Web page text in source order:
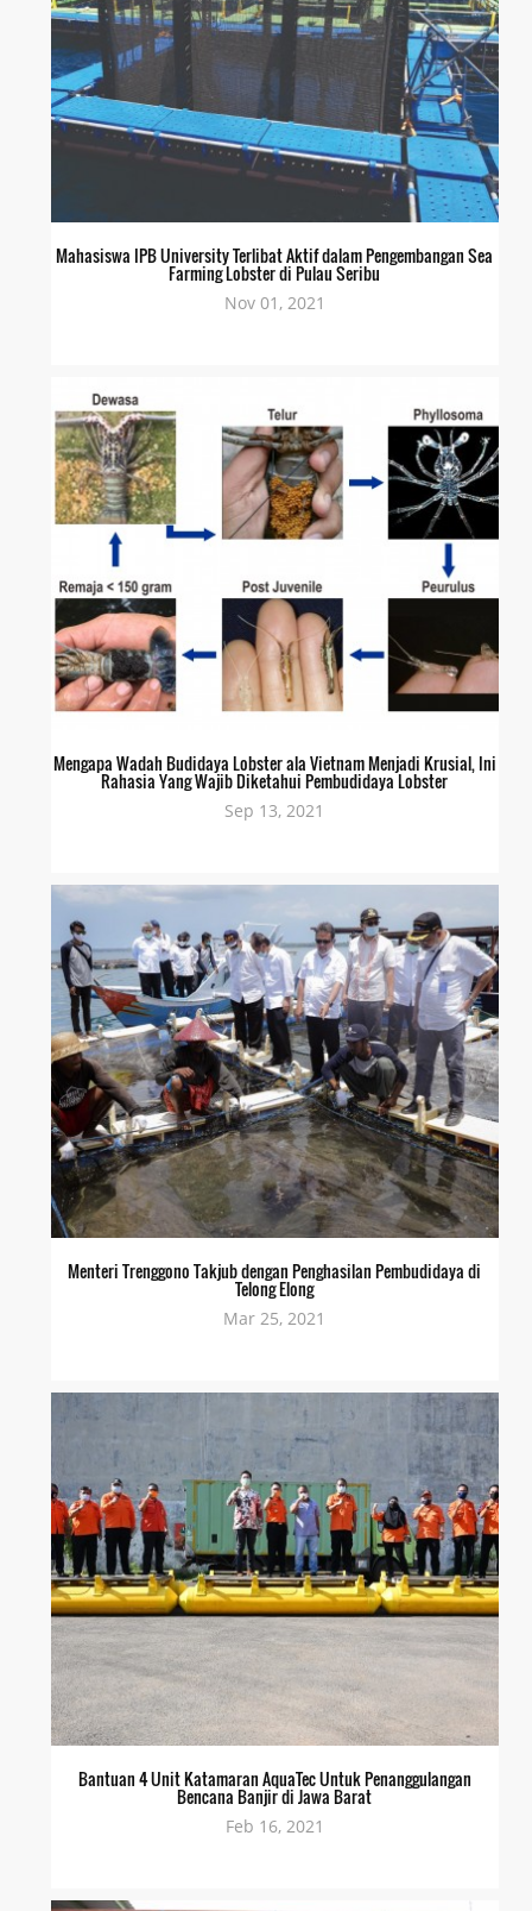
Mahasiswa IPB University Terlibat Aktif dalam Pengembangan Sea
Farming Lobster di Pulau Seribu
Nov 01, 2021
Mengapa Wadah Budidaya Lobster ala Vietnam Menjadi Krusial, Ini
Rahasia Yang Wajib Diketahui Pembudidaya Lobster
Sep 13, 2021
Menteri Trenggono Takjub dengan Penghasilan Pembudidaya di
Telong Elong
Mar 25, 2021
Bantuan 4 Unit Katamaran AquaTec Untuk Penanggulangan
Bencana Banjir di Jawa Barat
Feb 16, 2021